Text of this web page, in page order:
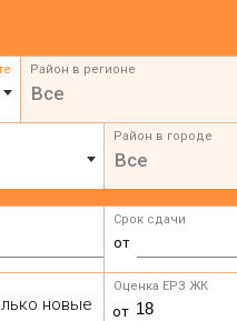
Район в регионе
Все
Район в городе
Все
Срок сдачи
от
новые
Оценка ЕРЗ ЖК
от